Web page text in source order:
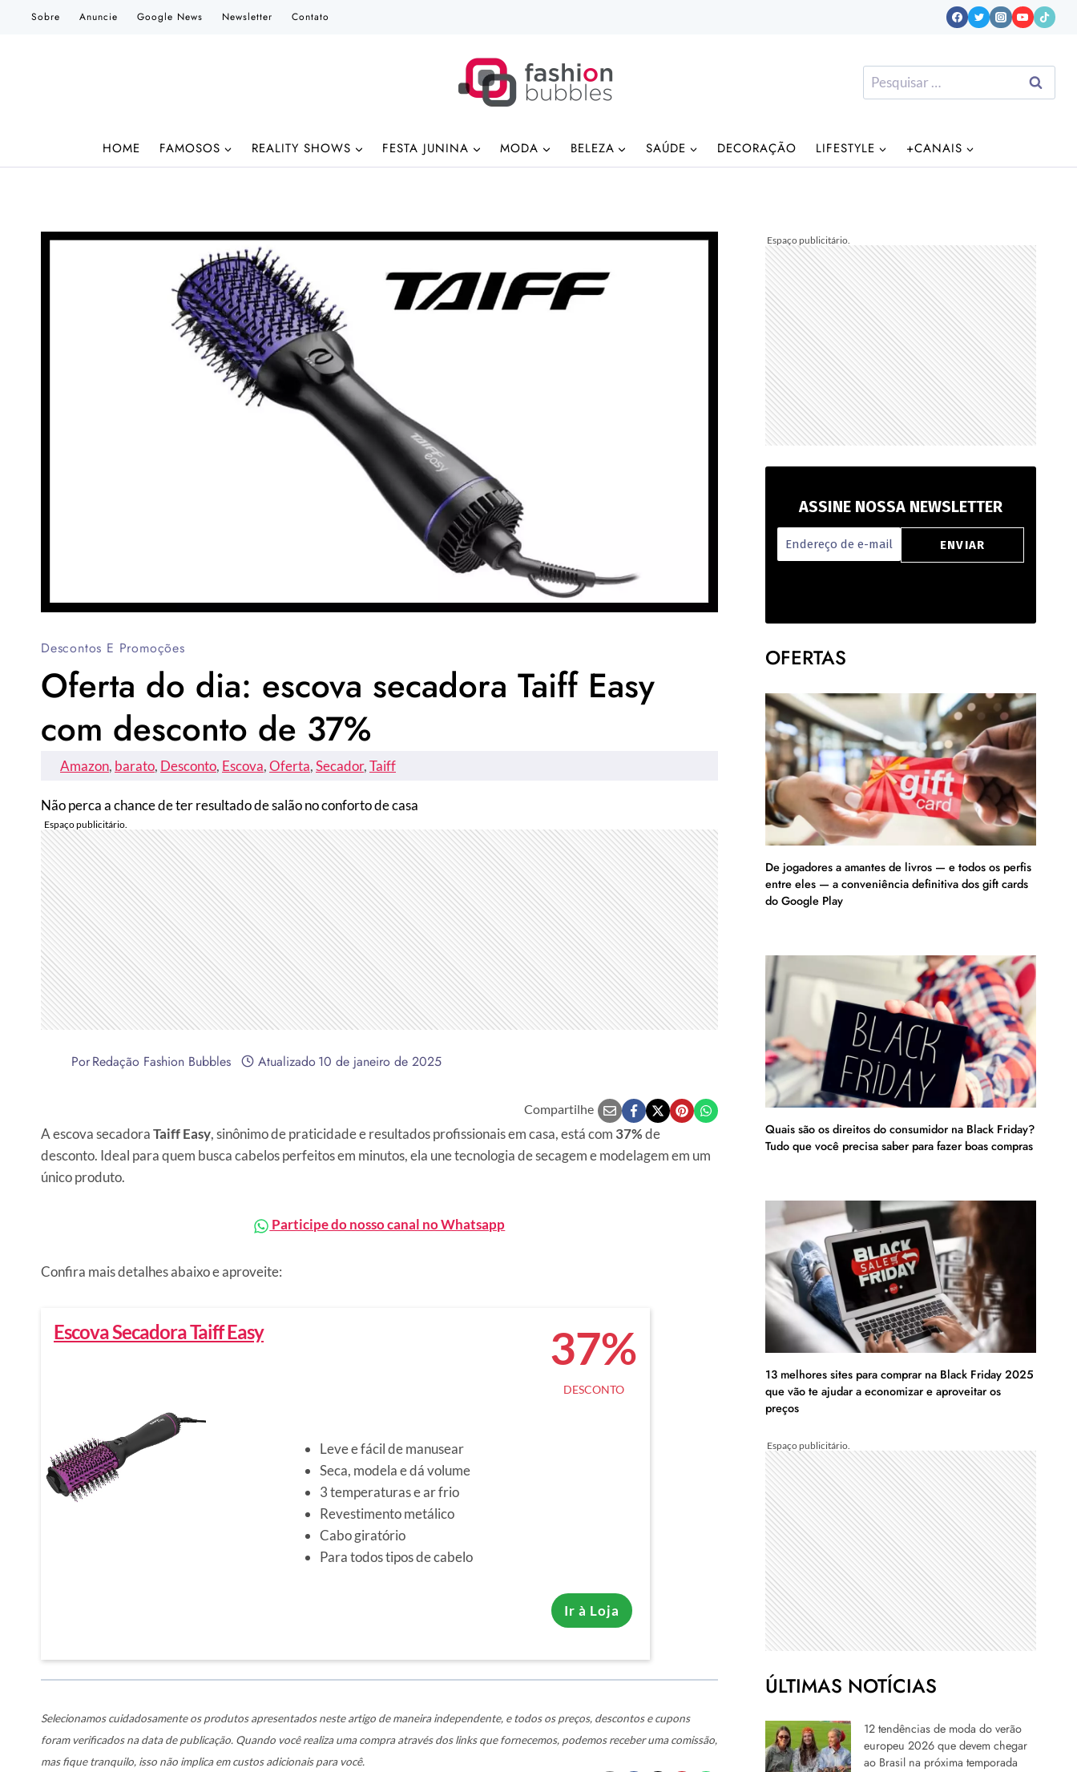
Sobre Anuncie Google News Newsletter Contato
Pesquisar
por:
HOME FAMOSOS REALITY SHOWS FESTA JUNINA MODA BELEZA SAÚDE DECORAÇÃO LIFESTYLE +CANAIS
Descontos E Promoções
Oferta do dia: escova secadora Taiff Easy
com desconto de 37%
Amazon, barato, Desconto, Escova, Oferta, Secador, Taiff
Não perca a chance de ter resultado de salão no conforto de casa
PorRedação Fashion Bubbles Atualizado10 de janeiro de 2025
Compartilhe
A escova secadoraTaiff Easy, sinônimo de praticidade e resultados profissionais em casa, está com 37%de
desconto. Ideal para quem busca cabelos perfeitos em minutos, ela une tecnologia de secagem e modelagem em um
único produto.
Participe do nosso canal no Whatsapp
Confira mais detalhes abaixo e aproveite:
Escova Secadora Taiff Easy 37%
DESCONTO
Leve e fácil de manusear
Seca, modela e dá volume
3 temperaturas e ar frio
Revestimento metálico
Cabo giratório
Para todos tipos de cabelo
Ir à Loja
Selecionamos cuidadosamente os produtos apresentados neste artigo de maneira independente, e todos os preços, descontos e cupons
foram verificados na data de publicação. Quando você realiza uma compra através dos links que fornecemos, podemos receber uma comissão,
mas fique tranquilo, isso não implica em custos adicionais para você.
ASSINE NOSSA NEWSLETTER
OFERTAS
De jogadores a amantes de livros — e todos os perfis
entre eles — a conveniência definitiva dos gift cards
do Google Play
Quais são os direitos do consumidor na Black Friday?
Tudo que você precisa saber para fazer boas compras
13 melhores sites para comprar na Black Friday 2025
que vão te ajudar a economizar e aproveitar os
preços
ÚLTIMAS NOTÍCIAS
12 tendências de moda do verão
europeu 2026 que devem chegar
ao Brasil na próxima temporada